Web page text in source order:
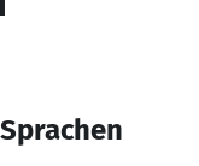
Sprachen